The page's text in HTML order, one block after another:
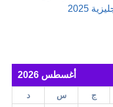
2025
أغسطس 2026
ج س
د